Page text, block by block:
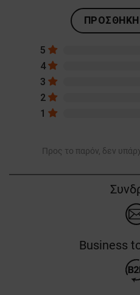
ΠΡΟΣΘΉΚΗ
5
4
3
2
1
Προς το παρόν, δεν
Business